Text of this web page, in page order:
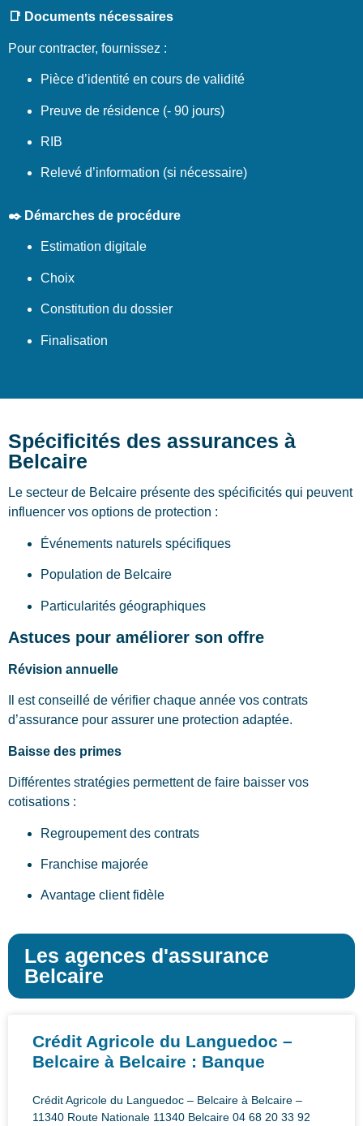
📑 Documents nécessaires
Pour contracter, fournissez :
Pièce d’identité en cours de validité
Preuve de résidence (- 90 jours)
RIB
Relevé d’information (si nécessaire)
✒️ Démarches de procédure
Estimation digitale
Choix
Constitution du dossier
Finalisation
Spécificités des assurances à
Belcaire
Le secteur de Belcaire présente des spécificités qui peuvent
influencer vos options de protection :
Événements naturels spécifiques
Population de Belcaire
Particularités géographiques
Astuces pour améliorer son offre
Révision annuelle
Il est conseillé de vérifier chaque année vos contrats
d’assurance pour assurer une protection adaptée.
Baisse des primes
Différentes stratégies permettent de faire baisser vos
cotisations :
Regroupement des contrats
Franchise majorée
Avantage client fidèle
Les agences d'assurance
Belcaire
Crédit Agricole du Languedoc –
Belcaire à Belcaire : Banque
Crédit Agricole du Languedoc – Belcaire à Belcaire –
11340 Route Nationale 11340 Belcaire 04 68 20 33 92